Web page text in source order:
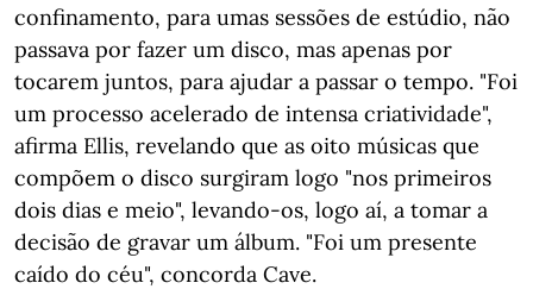
confinamento, para umas sessões de estúdio, não
passava por fazer um disco, mas apenas por
tocarem juntos, para ajudar a passar o tempo. "Foi
um processo acelerado de intensa criatividade",
afirma Ellis, revelando que as oito músicas que
compõem o disco surgiram logo "nos primeiros
dois dias e meio", levando-os, logo aí, a tomar a
decisão de gravar um álbum. "Foi um presente
caído do céu", concorda Cave.